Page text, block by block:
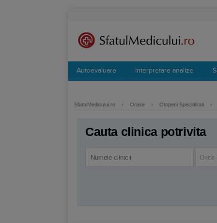
Autoevaluare Interpretare analize
SfatulMedicului.ro › Orase › Otopeni Specialitati ›
Cauta clinica potrivita
Orice